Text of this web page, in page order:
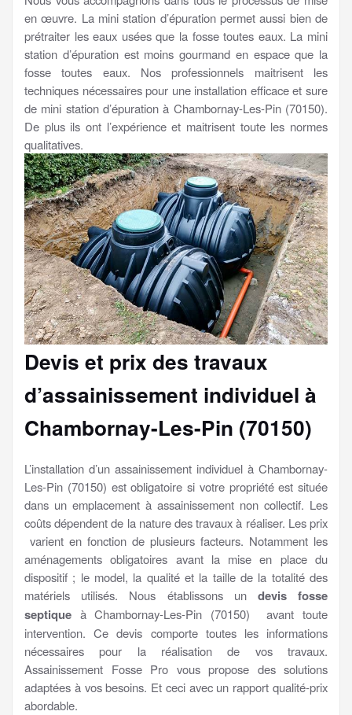
en œuvre. La mini station d’épuration permet aussi bien de
prétraiter les eaux usées que la fosse toutes eaux. La mini
station d’épuration est moins gourmand en espace que la
fosse toutes eaux. Nos professionnels maitrisent les
techniques nécessaires pour une installation efficace et sure
de mini station d’épuration à Chambornay-Les-Pin (70150).
De plus ils ont l’expérience et maitrisent toute les normes
qualitatives.
Devis et prix des travaux
d’assainissement individuel à
Chambornay-Les-Pin (70150)
L’installation d’un assainissement individuel à Chambornay-
Les-Pin (70150) est obligatoire si votre propriété est située
dans un emplacement à assainissement non collectif. Les
coûts dépendent de la nature des travaux à réaliser. Les prix
varient en fonction de plusieurs facteurs. Notamment les
aménagements obligatoires avant la mise en place du
dispositif ; le model, la qualité et la taille de la totalité des
matériels utilisés. Nous établissons un devis fosse
septique à Chambornay-Les-Pin (70150) avant toute
intervention. Ce devis comporte toutes les informations
nécessaires pour la réalisation de vos travaux.
Assainissement Fosse Pro vous propose des solutions
adaptées à vos besoins. Et ceci avec un rapport qualité-prix
abordable.